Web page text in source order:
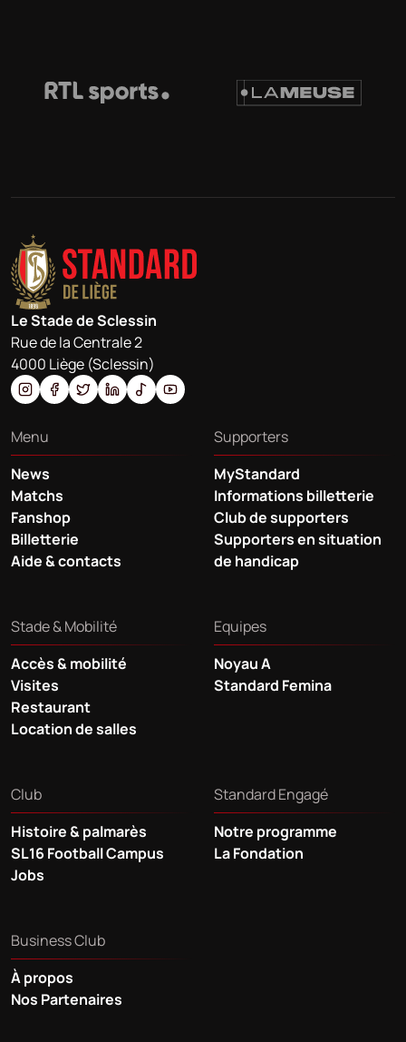
Le Stade de Sclessin
Rue de la Centrale 2
4000 Liège (Sclessin)
Menu
News
Matchs
Fanshop
Billetterie
Aide & contacts
Supporters
MyStandard
Informations billetterie
Club de supporters
Supporters en situation
de handicap
Stade & Mobilité
Accès & mobilité
Visites
Restaurant
Location de salles
Equipes
Noyau A
Standard Femina
Club
Histoire & palmarès
SL16 Football Campus
Jobs
Standard Engagé
Notre programme
La Fondation
Business Club
À propos
Nos Partenaires